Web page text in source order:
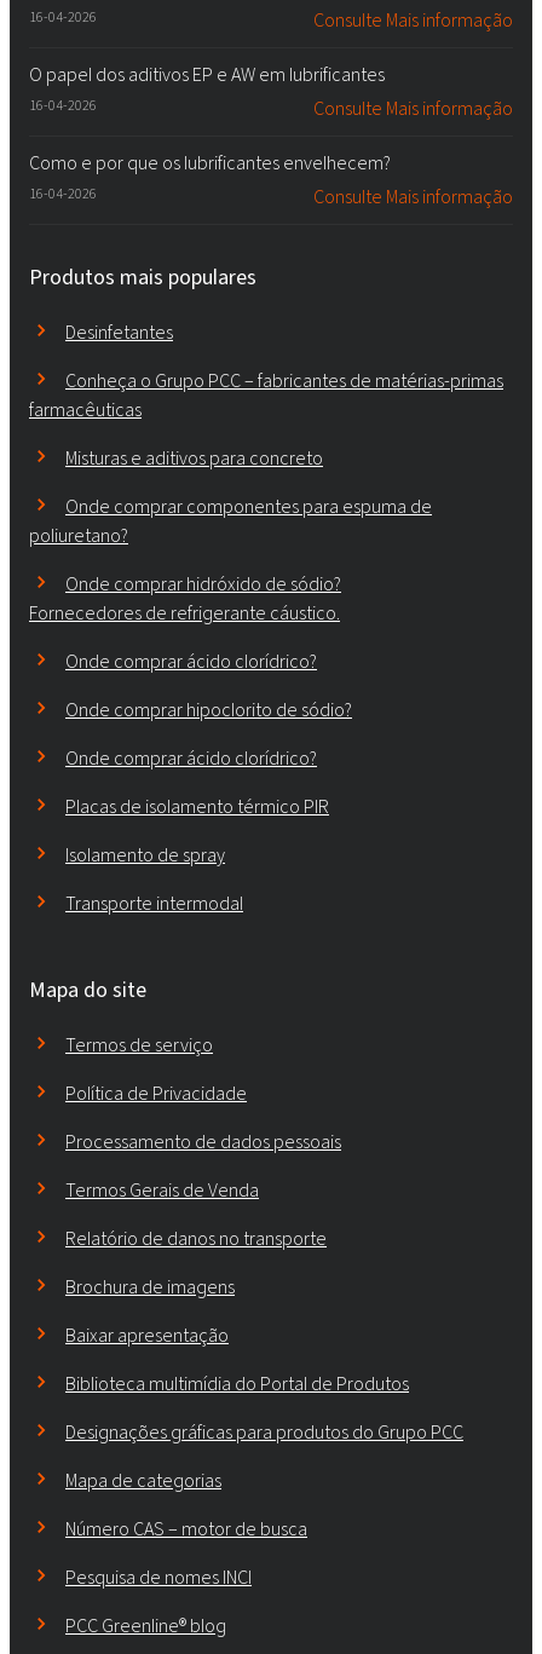
16-04-2026 Consulte Mais informação
O papel dos aditivos EP e AW em lubrificantes
16-04-2026 Consulte Mais informação
Como e por que os lubrificantes envelhecem?
16-04-2026 Consulte Mais informação
Produtos mais populares
Desinfetantes
Conheça o Grupo PCC – fabricantes de matérias-primas
farmacêuticas
Misturas e aditivos para concreto
Onde comprar componentes para espuma de
poliuretano?
Onde comprar hidróxido de sódio?
Fornecedores de refrigerante cáustico.
Onde comprar ácido clorídrico?
Onde comprar hipoclorito de sódio?
Onde comprar ácido clorídrico?
Placas de isolamento térmico PIR
Isolamento de spray
Transporte intermodal
Mapa do site
Termos de serviço
Política de Privacidade
Processamento de dados pessoais
Termos Gerais de Venda
Relatório de danos no transporte
Brochura de imagens
Baixar apresentação
Biblioteca multimídia do Portal de Produtos
Designações gráficas para produtos do Grupo PCC
Mapa de categorias
Número CAS – motor de busca
Pesquisa de nomes INCI
PCC Greenline® blog